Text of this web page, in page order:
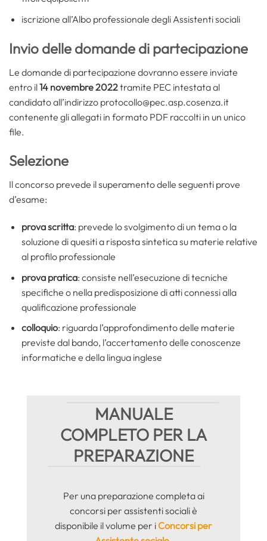
iscrizione all’Albo professionale degli Assistenti sociali
Invio delle domande di partecipazione
Le domande di partecipazione dovranno essere inviate
entro il14 novembre 2022tramite PEC intestata al
candidato all’indirizzo protocollo@pec.asp.cosenza.it
contenente gli allegati in formato PDF raccolti in un unico
file.
Selezione
Il concorso prevede il superamento delle seguenti prove
d’esame:
prova scritta: prevede lo svolgimento di un tema o la
soluzione di quesiti a risposta sintetica su materie relative
al profilo professionale
prova pratica: consiste nell’esecuzione di tecniche
specifiche o nella predisposizione di atti connessi alla
qualificazione professionale
colloquio: riguarda l’approfondimento delle materie
previste dal bando, l’accertamento delle conoscenze
informatiche e della lingua inglese
MANUALE
COMPLETO PER LA
PREPARAZIONE
Per una preparazione completa ai
concorsi per assistenti sociali è
disponibile il volume per iConcorsi per